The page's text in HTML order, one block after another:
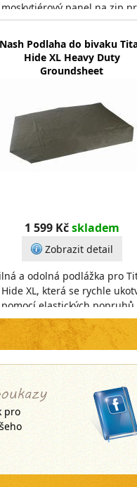
moskytiérový panel na zip
komfortní spánek v letních
měsících. Nezáleží na tom,
Nash Podlaha do bivaku
Hide XL Heavy Duty
Groundsheet
1 599 Kč skladem
Zobrazit detail
a odolná podlážka pro
Hide XL, která se rychle
pomocí elastických popruhů
Má prodloužený dosah,
pokryla celý
pro